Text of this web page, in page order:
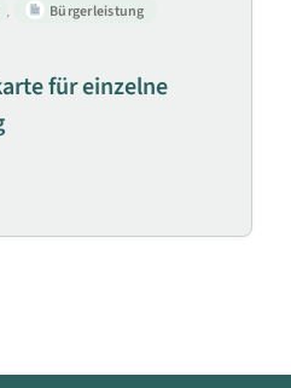
, Bürgerleistung
für einzelne